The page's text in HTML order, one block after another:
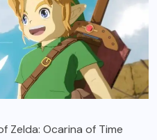
Zelda: Ocarina of Time